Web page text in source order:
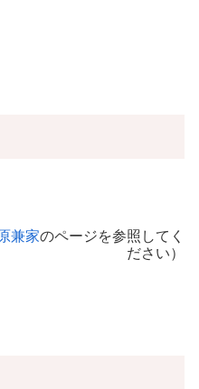
兼家のページを参照してく
ださい）